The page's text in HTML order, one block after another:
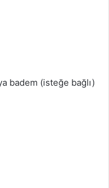
badem (isteğe bağlı)